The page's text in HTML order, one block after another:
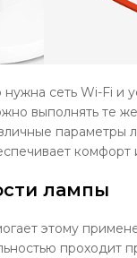
сеть Wi-Fi и
выполнять те
параметры
комфорт
лампы
этому
проходит